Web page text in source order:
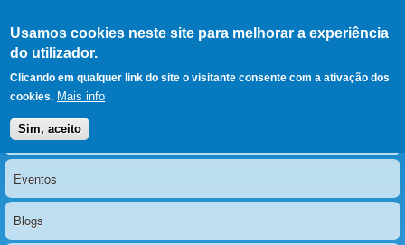
Usamos cookies neste site para melhorar a experiência
do utilizador.
Clicando em qualquer link do site o visitante consente com a ativação dos
cookies. Mais info
Sim, aceito
LERPARAVER , ir para a
página principal
O portal da visão diferente
Menu principal
Notícias
Eventos
Blogs